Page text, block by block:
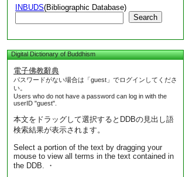
INBUDS(Bibliographic Database)
Search
Digital Dictionary of Buddhism
電子佛教辭典
パスワードがない場合は「guest」でログインしてくださ
い。
Users who do not have a password can log in with the
userID "guest".
本文をドラッグして選択するとDDBの見出し語
検索結果が表示されます。
Select a portion of the text by dragging your
mouse to view all terms in the text contained in
the DDB. ・